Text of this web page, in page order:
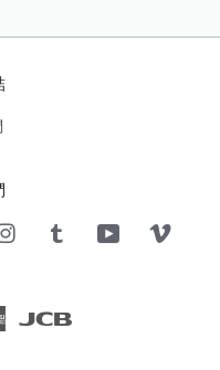
InstagramTumblr YouTube
American